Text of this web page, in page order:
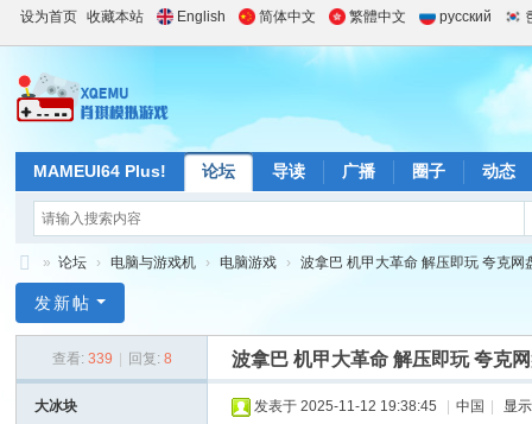
设为首页 收藏本站 English 简体中文 繁體中文 русский
MAMEUI64 Plus! 论坛 导读 广播 圈子 动态
琪
拟
» 论坛 › 电脑与游戏机 › 电脑游戏 › 波拿巴 机甲大革命 解压即玩 夸克网
发新帖
查看: 339 回复: 8 波拿巴 机甲大革命 解压即玩 夸克
大冰块 发表于 2025-11-12 19:38:45 中国 显